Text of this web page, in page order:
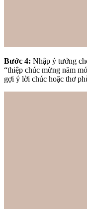
Bước 4: Nhập ý tưởng
“thiệp chúc mừng năm
gợi ý lời chúc hoặc thơ